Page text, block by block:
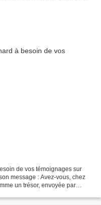
de vos témoignages sur
message : Avez-vous, chez
un trésor, envoyée par